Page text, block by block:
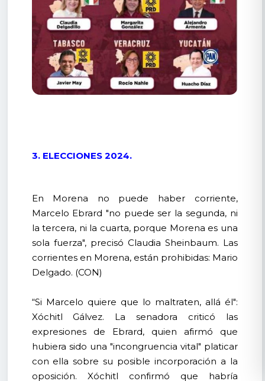
3. ELECCIONES 2024.
En Morena no puede haber corriente,
Marcelo Ebrard "no puede ser la segunda, ni
la tercera, ni la cuarta, porque Morena es una
sola fuerza", precisó Claudia Sheinbaum. Las
corrientes en Morena, están prohibidas: Mario
Delgado. (CON)
“Si Marcelo quiere que lo maltraten, allá él":
Xóchitl Gálvez. La senadora criticó las
expresiones de Ebrard, quien afirmó que
hubiera sido una "incongruencia vital" platicar
con ella sobre su posible incorporación a la
oposición. Xóchitl confirmó que habría